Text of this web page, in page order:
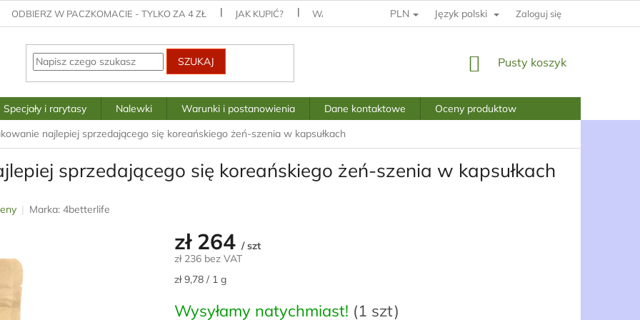
ODBIERZ W PACZKOMACIE - TYLKO ZA 4 ZŁ JAK KUPIĆ? WARUNKI I POSTANOWIENIA POLITYKA PRYWATNOŚCI
PLN Język polski Zaloguj się
SZUKAJ KOSZYK
Pusty koszyk
Specjały i rarytasy Nalewki Warunki i postanowienia Dane kontaktowe
Oceny produktow
najlepiej sprzedającego się koreańskiego żeń-szenia w kapsułkach
sprzedającego się koreańskiego żeń-szenia w kapsułkach
Marka: 4betterlife
zł 264 / szt
zł 236 bez VAT
Cena
zł 9,78 / 1 g
Wysyłamy natychmiast! (1 szt)